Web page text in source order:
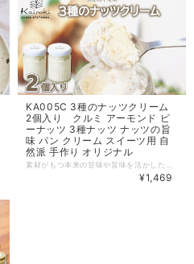
KA005C 3種のナッツクリーム
2個入り クルミ アーモンド ピ
ーナッツ 3種ナッツ ナッツの旨
味 パン クリーム スイーツ用 自
然派 手作り オリジナル
¥1,469